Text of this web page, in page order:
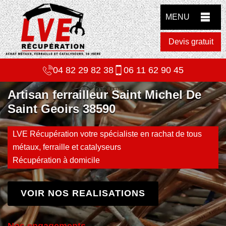
MENU
Devis gratuit
04 82 29 82 38 06 11 62 90 45
Artisan ferrailleur Saint Michel De
Saint Geoirs 38590
LVE Récupération votre spécialiste en rachat de tous
métaux, ferraille et catalyseurs
Récupération à domicile
VOIR NOS REALISATIONS